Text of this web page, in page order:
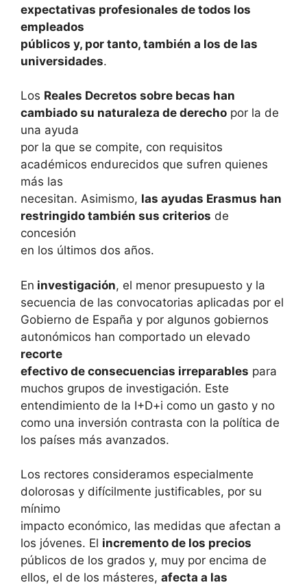
expectativas profesionales de todos los
empleados
públicos y, por tanto, también a los de las
universidades.
Los Reales Decretos sobre becas han
cambiado su naturaleza de derecho por la de
una ayuda
por la que se compite, con requisitos
académicos endurecidos que sufren quienes
más las
necesitan. Asimismo, las ayudas Erasmus han
restringido también sus criterios de
concesión
en los últimos dos años.
En investigación, el menor presupuesto y la
secuencia de las convocatorias aplicadas por el
Gobierno de España y por algunos gobiernos
autonómicos han comportado un elevado
recorte
efectivo de consecuencias irreparables para
muchos grupos de investigación. Este
entendimiento de la I+D+i como un gasto y no
como una inversión contrasta con la política de
los países más avanzados.
Los rectores consideramos especialmente
dolorosas y difícilmente justificables, por su
mínimo
impacto económico, las medidas que afectan a
los jóvenes. El incremento de los precios
públicos de los grados y, muy por encima de
ellos, el de los másteres, afecta a las